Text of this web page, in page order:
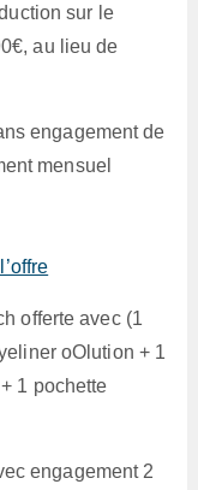
sur le
au lieu de
engagement de
mensuel
offerte avec (1
oOlution + 1
1 pochette
engagement 2